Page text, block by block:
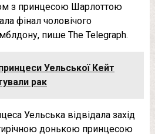
з принцесою Шарлоттою
фінал чоловічого
пише The Telegraph.
Уельської Кейт
рак
Уельська відвідала захід
донькою принцесою